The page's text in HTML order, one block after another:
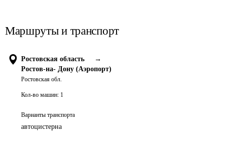
Маршруты и транспорт
Ростовская область
→
Ростов-на- Дону (Аэропорт)
Ростовская обл.
Кол-во машин: 1
Варианты транспорта
автоцистерна